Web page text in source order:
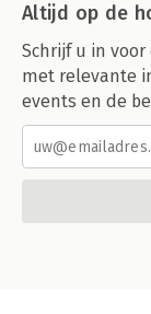
Altijd op de
Schrijf u in
met relevante
events en de